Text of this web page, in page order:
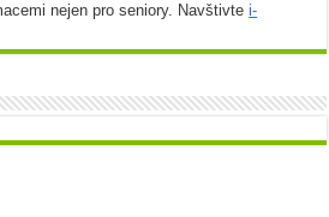
nejen pro seniory. Navštivtei-